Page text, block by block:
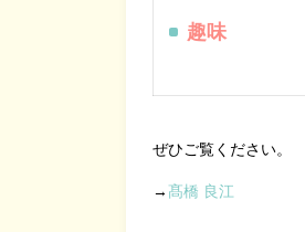
趣味
ぜひご覧ください。
→髙橋 良江